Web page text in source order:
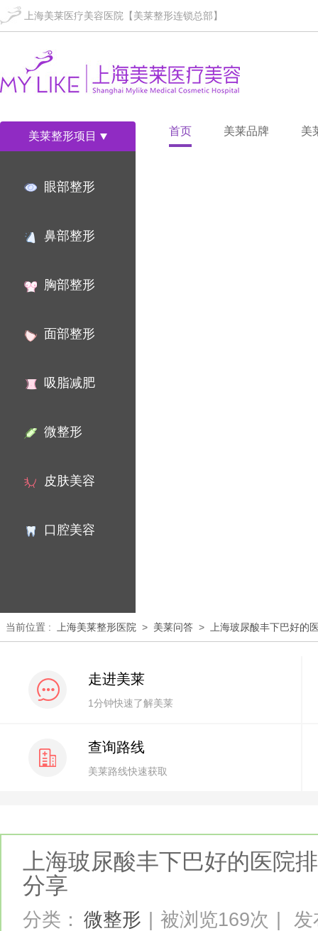
上海美莱医疗美容医院【美莱整形连锁总部】
美莱整形项目
眼部整形
鼻部整形
胸部整形
面部整形
吸脂减肥
微整形
皮肤美容
口腔美容
首页 美莱品牌 美
当前位置 : 上海美莱整形医院 > 美莱问答 > 上海玻尿酸丰下巴好的
走进美莱
1分钟快速了解美莱
查询路线
美莱路线快速获取
上海玻尿酸丰下巴好的医院
分享
分类： 微整形 被浏览169次
发